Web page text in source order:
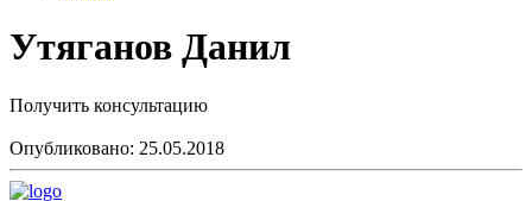
Утяганов Данил
Получить консультацию
Опубликовано: 25.05.2018